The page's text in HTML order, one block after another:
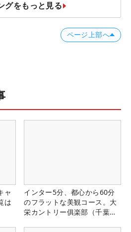
グをもっと見る
ページ上部へ
ャ
は
インター5分、都心から60分
のフラットな美観コース。大
栄カントリー俱楽部（千葉